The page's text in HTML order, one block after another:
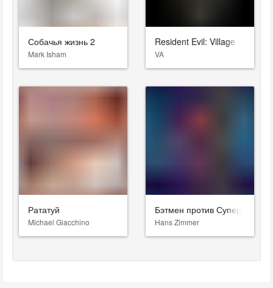
Собачья жизнь 2
Mark Isham
Resident Evil: Village
VA
Рататуй
Michael Giacchino
Бэтмен против Супермена:
Hans Zimmer